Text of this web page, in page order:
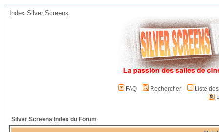
Index Silver Screens
FAQ Rechercher
Liste
Silver Screens Index du Forum